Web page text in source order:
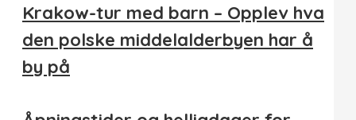
Krakow-tur med barn – Opplev hva
den polske middelalderbyen har å
by på